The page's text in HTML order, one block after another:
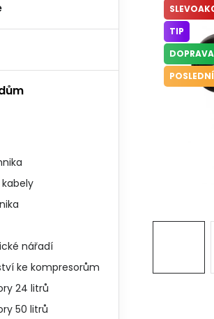
nářadí
ke kompresorům
24 litrů
50 litrů
TIP